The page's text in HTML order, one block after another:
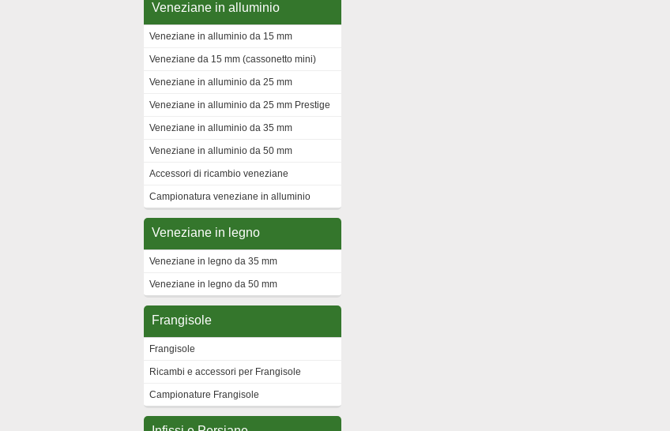
Veneziane in alluminio
Veneziane in alluminio da 15 mm
Veneziane da 15 mm (cassonetto mini)
Veneziane in alluminio da 25 mm
Veneziane in alluminio da 25 mm Prestige
Veneziane in alluminio da 35 mm
Veneziane in alluminio da 50 mm
Accessori di ricambio veneziane
Campionatura veneziane in alluminio
Veneziane in legno
Veneziane in legno da 35 mm
Veneziane in legno da 50 mm
Frangisole
Frangisole
Ricambi e accessori per Frangisole
Campionature Frangisole